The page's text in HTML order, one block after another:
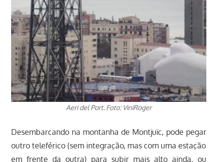
Aeri del Port. Foto: ViniRoger
Desembarcando na montanha de Montjuïc, pode pegar
outro teleférico (sem integração, mas com uma estação
em frente da outra) para subir mais alto ainda, ou